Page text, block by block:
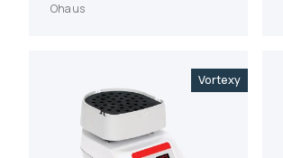
Ohaus
Vortexy